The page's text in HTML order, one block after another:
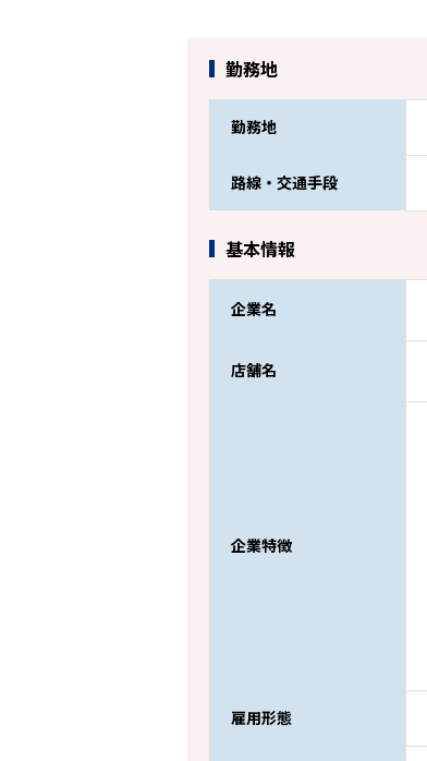
勤務地
勤務地
路線・交通手段
基本情報
企業名
店舗名
企業特徴
雇用形態